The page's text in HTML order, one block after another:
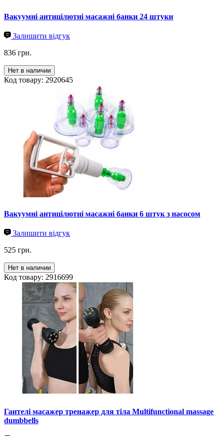
Вакуумні антицілютні масажні банки 24 штуки
Залишити відгук
836 грн.
Нет в наличии
Код товару: 2920645
Вакуумні антицілютні масажні банки 6 штук з насосом
Залишити відгук
525 грн.
Нет в наличии
Код товару: 2916699
Гантелі масажер тренажер для тіла Multifunctional massage
dumbbells